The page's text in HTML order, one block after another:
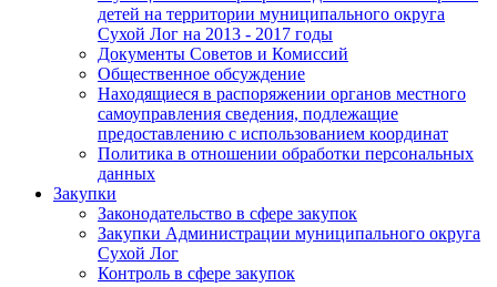
детей на территории муниципального округа
Сухой Лог на 2013 - 2017 годы
Документы Советов и Комиссий
Общественное обсуждение
Находящиеся в распоряжении органов местного
самоуправления сведения, подлежащие
предоставлению с использованием координат
Политика в отношении обработки персональных
данных
Закупки
Законодательство в сфере закупок
Закупки Администрации муниципального округа
Сухой Лог
Контроль в сфере закупок